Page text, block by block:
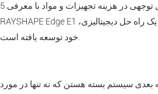
در مورد قيمت، آزمايشگاه دندانپزشکي وي... کاهش قابل توجهی در هزینه تجهیزات و مواد با معرفی 5
RAYSHAPE Edge E1 ،ترز که یک راه حل دیجیتالیزی RAYSHAPE را پیشنهاد می کند و ماده های رذخی دندانپز
سیستم بسته هستن که نه تنها در مورد